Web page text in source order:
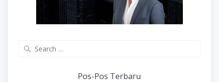
Pos-Pos Terbaru